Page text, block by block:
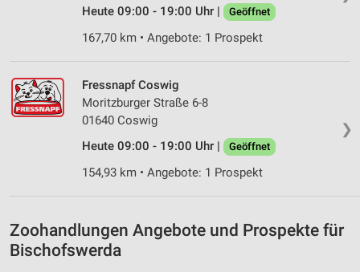
Heute 09:00 - 19:00 Uhr | Geöffnet
167,70 km • Angebote: 1 Prospekt
❯
Fressnapf Coswig
Moritzburger Straße 6-8
01640 Coswig
Heute 09:00 - 19:00 Uhr |
Geöffnet
154,93 km • Angebote: 1 Prospekt
Zoohandlungen Angebote und Prospekte für
Bischofswerda
IAB-Besonderheiten:
Verwendung genauer Standortdaten
Informationen identifizieren
Nicht-IAB-Verarbeitungszwecke:
Werbung